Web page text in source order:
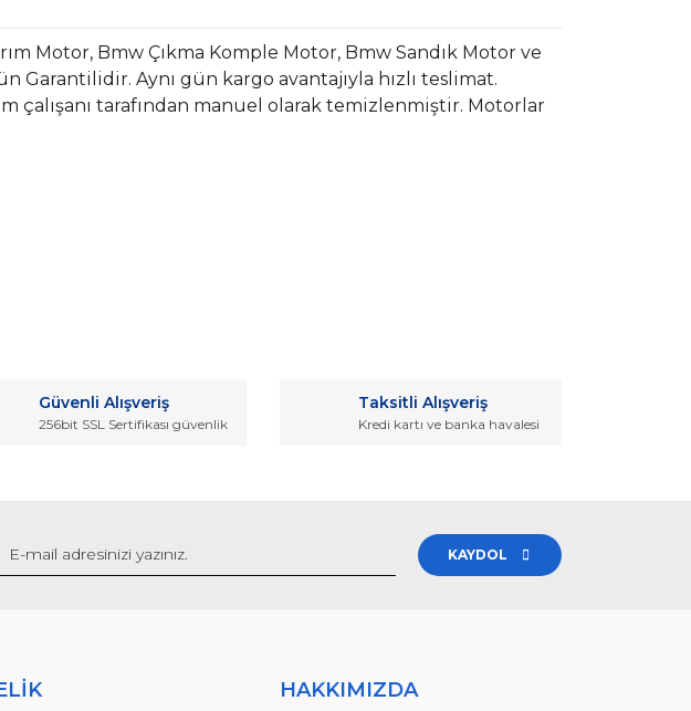
Motor, Bmw Çıkma Komple Motor, Bmw Sandık Motor ve
Aynı gün kargo avantajıyla hızlı teslimat.
çalışanı tarafından manuel olarak temizlenmiştir. Motorlar
Güvenli Alışveriş
256bit SSL Sertifikası güvenlik
Taksitli Alışveriş
Kredi kartı ve banka havalesi
KAYDOL
HAKKIMIZDA